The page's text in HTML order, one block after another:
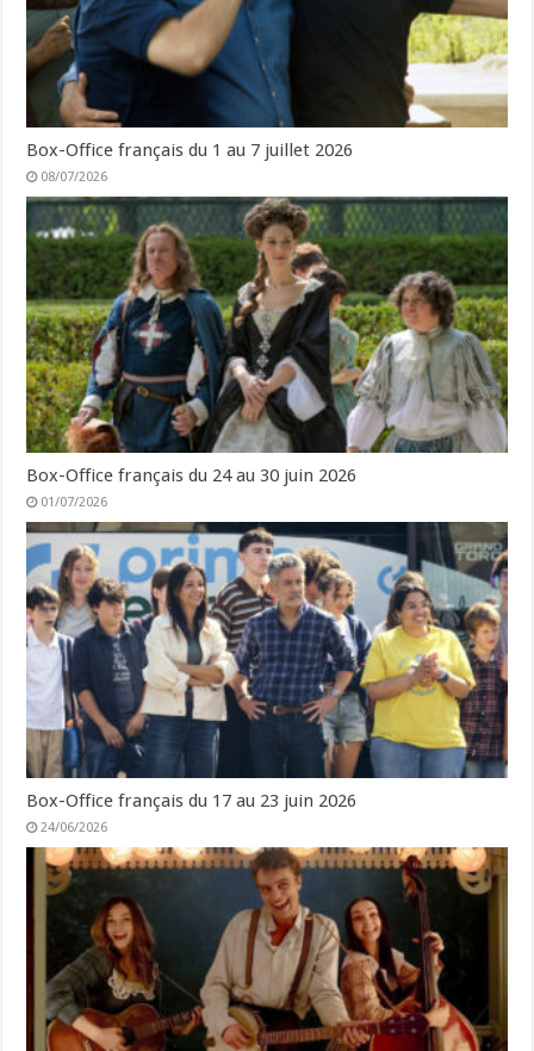
Box-Office français du 1 au 7 juillet 2026
08/07/2026
Box-Office français du 24 au 30 juin 2026
01/07/2026
Box-Office français du 17 au 23 juin 2026
24/06/2026